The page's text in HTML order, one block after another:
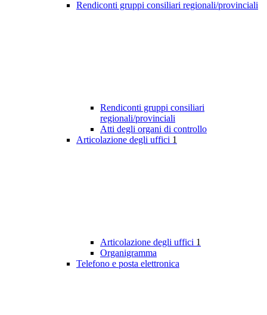
Rendiconti gruppi consiliari regionali/provinciali
Rendiconti gruppi consiliari
regionali/provinciali
Atti degli organi di controllo
Articolazione degli uffici 1
Articolazione degli uffici 1
Organigramma
Telefono e posta elettronica